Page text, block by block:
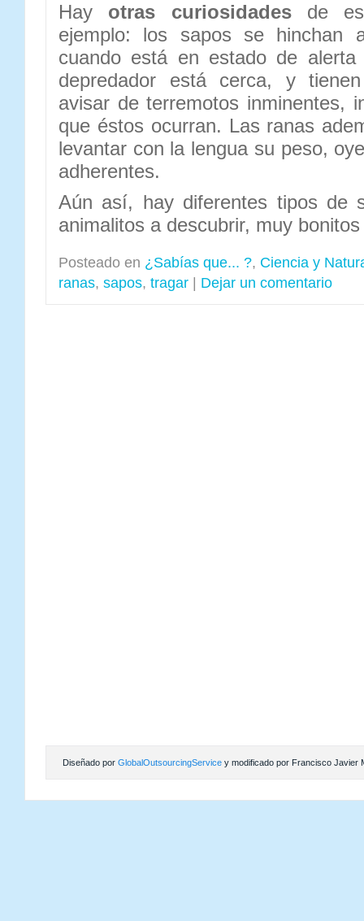
Hay otras curiosidadesde
ejemplo: los sapos se hinchan
cuando está en estado de
depredador está cerca, y
avisar de terremotos inminentes,
que éstos ocurran. Las ranas
levantar con la lengua su peso,
adherentes.
Aún así, hay diferentes tipos de
animalitos a descubrir, muy
Posteado en ¿Sabías que... ?, Ciencia y
ranas, sapos, tragar Dejar un comentario
Diseñado por GlobalOutsourcingService y modificado por Francisco Javier